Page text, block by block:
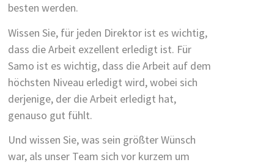
besten werden.
Wissen Sie, für jeden Direktor ist es wichtig,
dass die Arbeit exzellent erledigt ist. Für
Samo ist es wichtig, dass die Arbeit auf dem
höchsten Niveau erledigt wird, wobei sich
derjenige, der die Arbeit erledigt hat,
genauso gut fühlt.
Und wissen Sie, was sein größter Wünsch
war, als unser Team sich vor kurzem um